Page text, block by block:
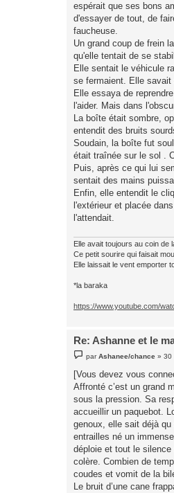
espérait que ses bons
d'essayer de tout, de
faucheuse.
Un grand coup de frein
qu'elle tentait de se
Elle sentait le véhicule
se fermaient. Elle savait
Elle essaya de
l'aider. Mais dans
La boîte était sombre,
entendit des bruits
Soudain, la boîte fut
était traînée sur le sol .
Puis, après ce qui lui
sentait des mains
Enfin, elle entendit le
l'extérieur et placée
l'attendait.
Elle avait toujours au coin de
Ce petit sourire qui faisait
Elle laissait le vent emporter
*la baraka
https://www.youtube.com/
Re: Ashanne et le
e
s
a
e
parAshanee/chance »30
[Vous devez vous
Affronté c’est un grand
sous la pression. Sa
accueillir un paquebot.
genoux, elle sait déjà
entrailles né un
déploie et tout le
colère. Combien de
coudes et vomit de la
Le bruit d’une cane